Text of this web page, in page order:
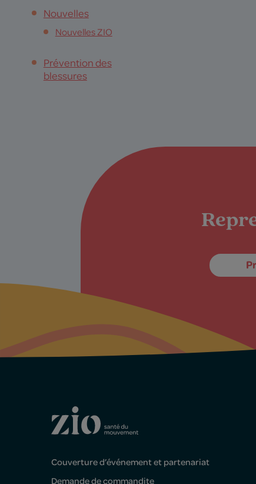
Nouvelles
Nouvelles ZIO
Prévention des
blessures
Couverture d’événement et partenariat
Demande de commandite